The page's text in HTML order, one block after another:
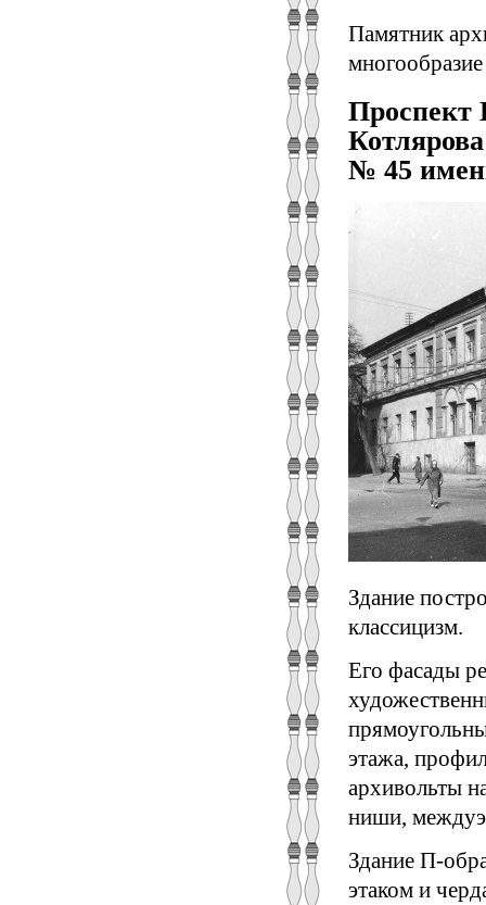
Памятник
Проспект
№ 45
Здание
классицизм.
Его фасады
этажа,
архивольты
ниши,
Здание П-
этаком и